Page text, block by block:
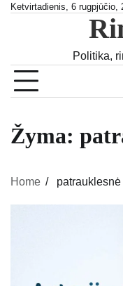
SkipKetvirtadienis, 6 rugpjūčio,
Politika,
Žyma:
Home patrauklesnė